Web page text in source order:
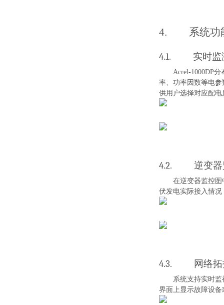
4. 系统功
4.1. 实时监
Acrel-1000DP分
率、功率因数等电
供用户选择对应配
4.2. 逆变
在逆变器监控
伏发电实际接入情
4.3. 网络
系统支持实时
界面上显示故障设